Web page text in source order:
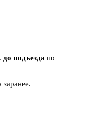
до подъезда по
заранее.